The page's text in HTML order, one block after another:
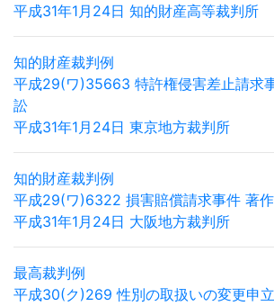
平成31年1月24日 知的財産高等裁判所
知的財産裁判例
平成29(ワ)35663 特許権侵害差止請求
訟
平成31年1月24日 東京地方裁判所
知的財産裁判例
平成29(ワ)6322 損害賠償請求事件 著
平成31年1月24日 大阪地方裁判所
最高裁判例
平成30(ク)269 性別の取扱いの変更申